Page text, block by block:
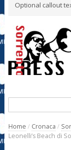
Optional callout
Home / Cronaca /
Leonelli’s Beach di